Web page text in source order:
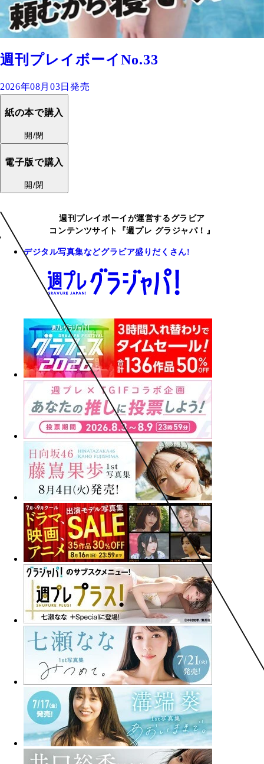
週刊プレイボーイNo.33
2026年08月03日発売
紙の本で購入
開/閉
電子版で購入
開/閉
週刊プレイボーイが運営するグラビア
コンテンツサイト『週プレ グラジャパ！』
デジタル写真集などグラビア盛りだくさん!